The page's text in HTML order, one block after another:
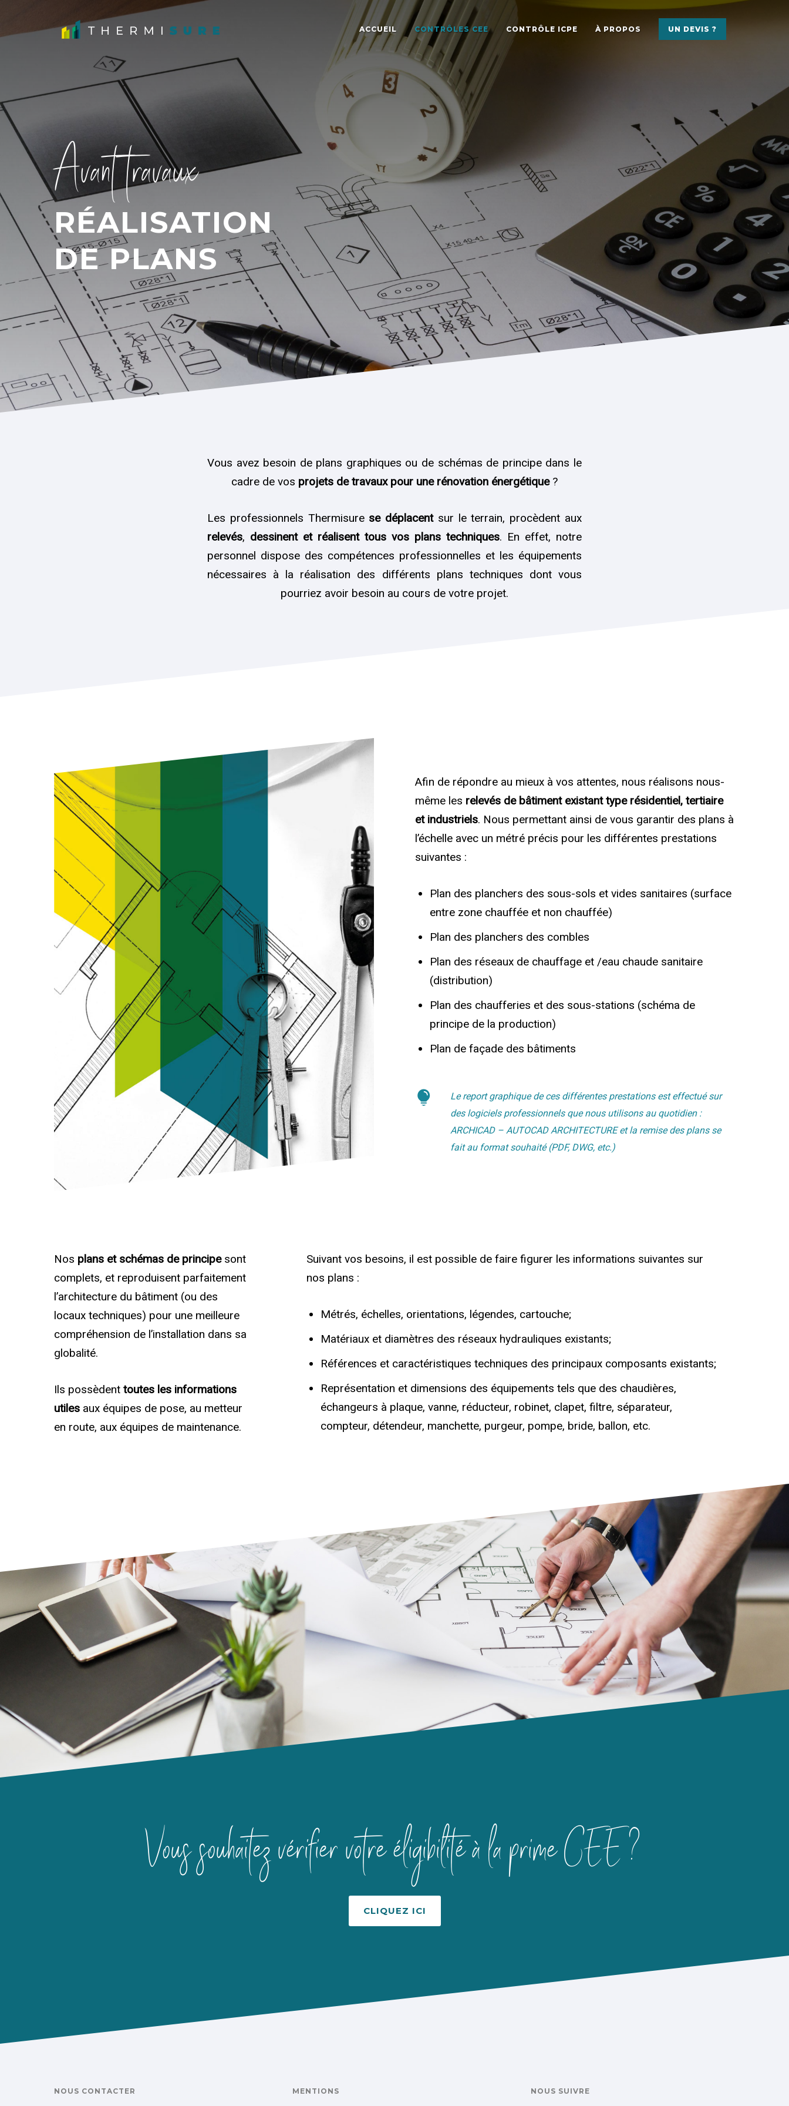
ACCUEIL CONTRÔLES CEE CONTRÔLE ICPE À PROPOS UN DEVIS ?
Avant travaux
RÉALISATION
DE PLANS
Vous avez besoin de plans graphiques ou de schémas de principe dans le
cadre de vos projets de travaux pour une rénovation énergétique?
Les professionnels Thermisure se déplacentsur le terrain, procèdent aux
relevés, dessinent et réalisent tous vos plans techniques. En effet, notre
personnel dispose des compétences professionnelles et les équipements
nécessaires à la réalisation des différents plans techniques dont vous
pourriez avoir besoin au cours de votre projet.
Afin de répondre au mieux à vos attentes, nous réalisons nous-
même les relevés de bâtiment existant type résidentiel, tertiaire
et industriels. Nous permettant ainsi de vous garantir des plans à
l’échelle avec un métré précis pour les différentes prestations
suivantes :
Plan des planchers des sous-sols et vides sanitaires (surface
entre zone chauffée et non chauffée)
Plan des planchers des combles
Plan des réseaux de chauffage et /eau chaude sanitaire
(distribution)
Plan des chaufferies et des sous-stations (schéma de
principe de la production)
Plan de façade des bâtiments
Le report graphique de ces différentes prestations est effectué sur
des logiciels professionnels que nous utilisons au quotidien :
ARCHICAD – AUTOCAD ARCHITECTURE et la remise des plans se
fait au format souhaité (PDF, DWG, etc.)
Nos plans et schémas de principesont
complets, et reproduisent parfaitement
l’architecture du bâtiment (ou des
locaux techniques) pour une meilleure
compréhension de l’installation dans sa
globalité.
Ils possèdent toutes les informations
utiles aux équipes de pose, au metteur
en route, aux équipes de maintenance.
Suivant vos besoins, il est possible de faire figurer les informations suivantes sur
nos plans :
Métrés, échelles, orientations, légendes, cartouche;
Matériaux et diamètres des réseaux hydrauliques existants;
Références et caractéristiques techniques des principaux composants existants;
Représentation et dimensions des équipements tels que des chaudières,
échangeurs à plaque, vanne, réducteur, robinet, clapet, filtre, séparateur,
compteur, détendeur, manchette, purgeur, pompe, bride, ballon, etc.
Vous souhaitez vérifier votre éligibilité à la prime CEE ?
CLIQUEZ ICI
NOUS CONTACTER MENTIONS NOUS SUIVRE